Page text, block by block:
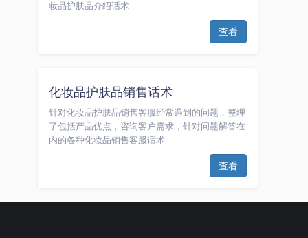
妆品护肤品介绍话术
查看
化妆品护肤品销售话术
针对化妆品护肤品销售客服经常遇到的问题，整理
了包括产品优点，咨询客户需求，针对问题解答在
内的各种化妆品销售客服话术
查看